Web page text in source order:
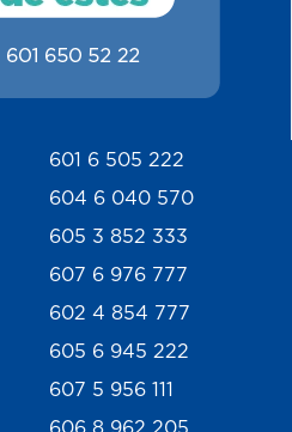
601 6 505 222
604 6 040 570
605 3 852 333
607 6 976 777
602 4 854 777
605 6 945 222
607 5 956 111
606 8 962 205